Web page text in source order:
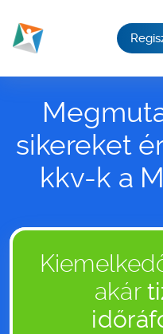
sikereket
kkv-k a
akár